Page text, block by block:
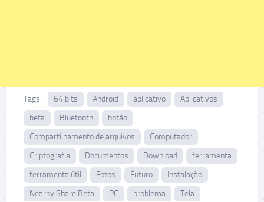
Tags: 64 bits Android aplicativo
Aplicativos
beta
Bluetooth
botão
Compartilhamento de arquivos
Computador
Criptografia
Documentos Download
ferramenta
ferramenta útil
Fotos Futuro
Instalação
Nearby Share Beta
PC problema
Tela